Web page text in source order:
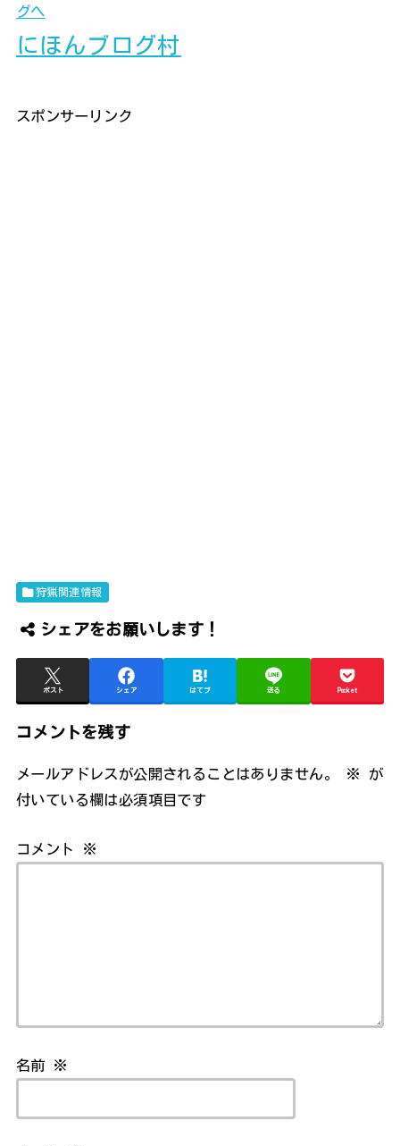
にほんブログ村
スポンサーリンク
狩猟関連情報
シェアをお願いします！
ポスト シェア はてブ 送る Pocket
コメントを残す
メールアドレスが公開されることはありません。 ※
が
付いている欄は必須項目です
コメント ※
名前 ※